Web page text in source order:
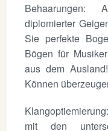
Behaarungen:
diplomierter
Sie perfekte
Bögen für
aus dem
Können
mit den